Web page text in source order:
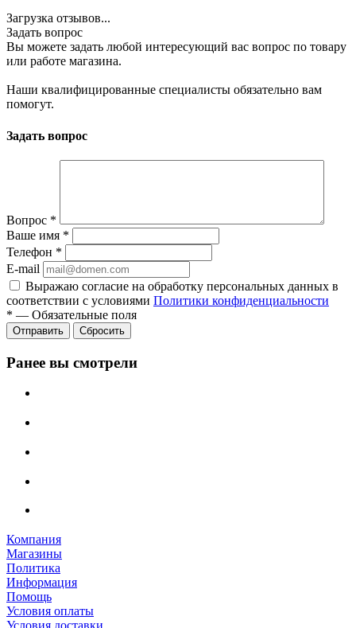
Загрузка отзывов...
Задать вопрос
Вы можете задать любой интересующий вас вопрос по товару
или работе магазина.
Наши квалифицированные специалисты обязательно вам
помогут.
Задать вопрос
Вопрос *
Ваше имя *
Телефон *
E-mail
Выражаю согласие на обработку персональных данных в
соответствии с условиями Политики конфиденциальности
* — Обязательные поля
Отправить Сбросить
Ранее вы смотрели
Компания
Магазины
Политика
Информация
Помощь
Условия оплаты
Условия доставки